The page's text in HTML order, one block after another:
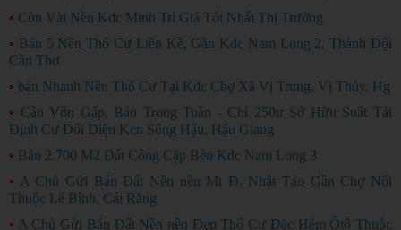
• Còn Vài Nền Kdc Minh Trí Giá Tốt Nhất Thị Trường
• Bán 5 Nền Thổ Cư Liền Kề, Gần Kdc Nam Long 2, Thành Đội
Cần Thơ
• bán Nhanh Nền Thổ Cư Tại Kdc Chợ Xã Vị Trung, Vị Thủy, Hg
• Cần Vốn Gấp, Bán Trong Tuần - Chỉ 250tr Sở Hữu Suất Tái
Định Cư Đối Diện Kcn Sông Hậu, Hậu Giang
• Bán 2.700 M2 Đất Công Cặp Bên Kdc Nam Long 3
• A Chủ Gửi Bán Đất Nền nền Mt Đ. Nhật Tảo Gần Chợ Nổi
Thuộc Lê Bình, Cái Răng
• A Chủ Gửi Bán Đất Nền nền Đẹp Thổ Cư Đặc Hẻm Ôtô Thuộc